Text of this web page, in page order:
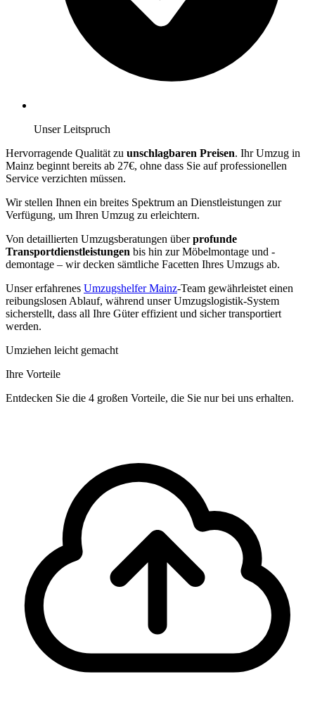
Unser Leitspruch
Hervorragende Qualität zu unschlagbaren Preisen. Ihr Umzug in
Mainz beginnt bereits ab 27€, ohne dass Sie auf professionellen
Service verzichten müssen.
Wir stellen Ihnen ein breites Spektrum an Dienstleistungen zur
Verfügung, um Ihren Umzug zu erleichtern.
Von detaillierten Umzugsberatungen überprofunde
Transportdienstleistungen bis hin zur Möbelmontage und -
demontage – wir decken sämtliche Facetten Ihres Umzugs ab.
Unser erfahrenes Umzugshelfer Mainz-Team gewährleistet einen
reibungslosen Ablauf, während unser Umzugslogistik-System
sicherstellt, dass all Ihre Güter effizient und sicher transportiert
werden.
Umziehen leicht gemacht
Ihre Vorteile
Entdecken Sie die 4 großen Vorteile, die Sie nur bei uns erhalten.